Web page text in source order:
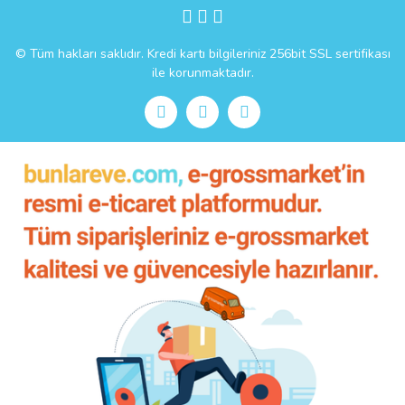
© Tüm hakları saklıdır. Kredi kartı bilgileriniz 256bit SSL sertifikası
ile korunmaktadır.